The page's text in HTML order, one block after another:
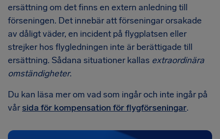
ersättning om det finns en extern anledning till
förseningen. Det innebär att förseningar orsakade
av dåligt väder, en incident på flygplatsen eller
strejker hos flygledningen inte är berättigade till
ersättning. Sådana situationer kallas extraordinära
omständigheter.
Du kan läsa mer om vad som ingår och inte ingår på
vårsida för kompensation för flygförseningar.